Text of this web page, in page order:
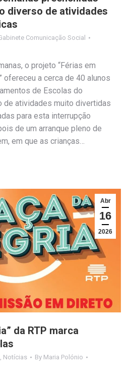
diverso de atividades
Comunicação Social
o projeto “Férias em
ofereceu a cerca de 40 alunos
de Escolas do
de atividades muito divertidas
para esta interrupção
de um arranque pleno de
em que as crianças…
Abr
16
2026
da RTP marca
Notícias By Maria Polónio